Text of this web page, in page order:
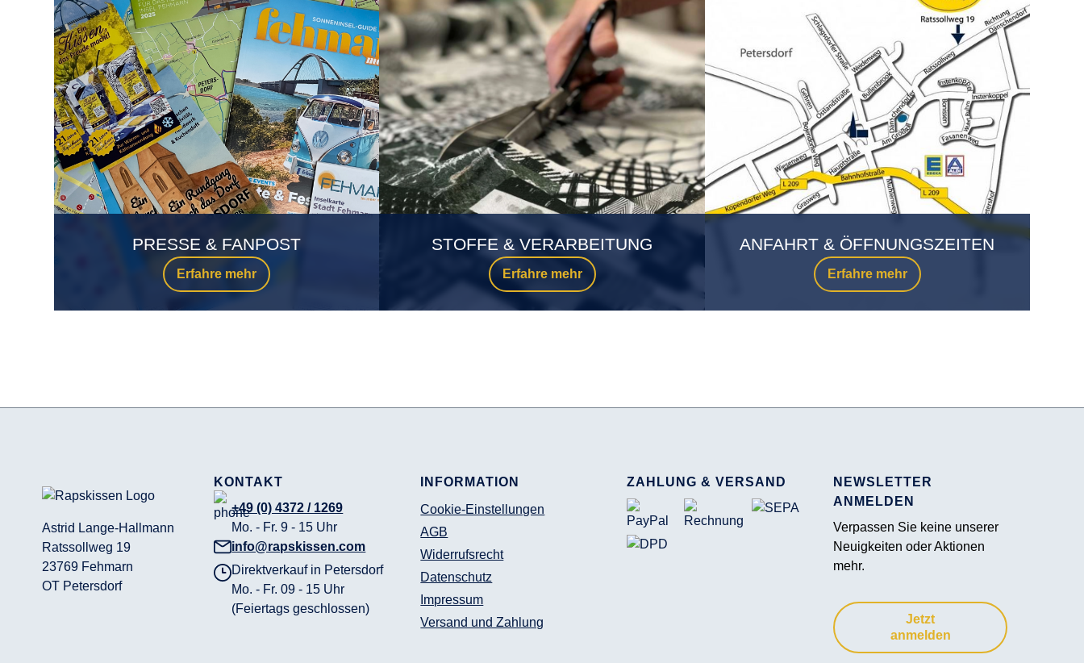
Erfahre mehr
PRESSE & FANPOST
Erfahre mehr
STOFFE & VERARBEITUNG
Erfahre mehr
ANFAHRT & ÖFFNUNGSZEITEN
Astrid Lange-Hallmann
Ratssollweg 19
23769 Fehmarn
OT Petersdorf
KONTAKT
+49 (0) 4372 / 1269
Mo. - Fr. 9 - 15 Uhr
info@rapskissen.com
Direktverkauf in Petersdorf
Mo. - Fr. 09 - 15 Uhr
(Feiertags geschlossen)
INFORMATION
Cookie-Einstellungen
AGB
Widerrufsrecht
Datenschutz
Impressum
Versand und Zahlung
ZAHLUNG & VERSAND
NEWSLETTER
ANMELDEN
Verpassen Sie keine unserer
Neuigkeiten oder Aktionen
mehr.
Jetzt
anmelden